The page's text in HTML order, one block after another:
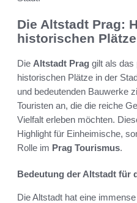
Die Altstadt Prag:
historischen Plätze
Die Altstadt Prag gilt als das
historischen Plätze in der
und bedeutenden Bauwerke
Touristen an, die die reiche
Vielfalt erleben möchten.
Highlight für Einheimische,
Rolle im Prag Tourismus.
Bedeutung der Altstadt für
Die Altstadt hat eine